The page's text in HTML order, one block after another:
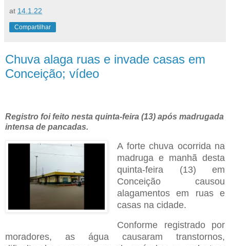
at 14.1.22
Compartilhar
Chuva alaga ruas e invade casas em
Conceição; vídeo
Registro foi feito nesta quinta-feira (13) após madrugada
intensa de pancadas.
A forte chuva ocorrida na
madruga e manhã desta
quinta-feira (13) em
Conceição causou
alagamentos em ruas e
casas na cidade.
Conforme registrado por
moradores, as água causaram transtornos,